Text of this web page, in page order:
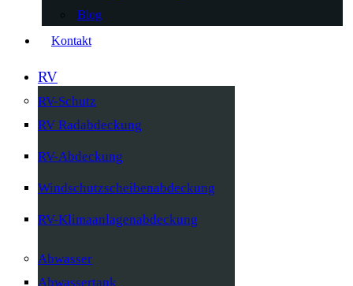
Blog
Kontakt
RV
RV-Schutz
RV Radabdeckung
RV-Abdeckung
Windschutzscheibenabdeckung
RV-Klimaanlagenabdeckung
Abwasser
Abwassertank